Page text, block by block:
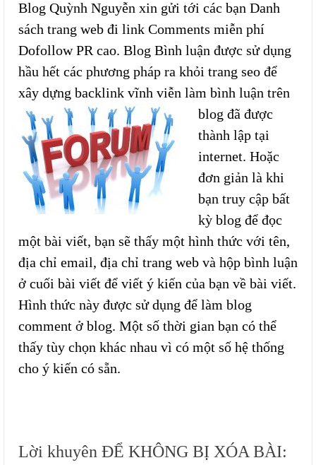
Blog Quỳnh Nguyễn xin gửi tới các bạn Danh
sách trang web đi link Comments miễn phí
Dofollow PR cao. Blog Bình luận được sử dụng
hầu hết các phương pháp ra khỏi trang seo để
xây dựng backlink vĩnh viễn làm bình luận trên
blog đã được
thành lập tại
internet. Hoặc
đơn giản là khi
bạn truy cập bất
kỳ blog để đọc
một bài viết, bạn sẽ thấy một hình thức với tên,
địa chỉ email, địa chỉ trang web và hộp bình luận
ở cuối bài viết để viết ý kiến của bạn về bài viết.
Hình thức này được sử dụng để làm blog
comment ở blog. Một số thời gian bạn có thể
thấy tùy chọn khác nhau vì có một số hệ thống
cho ý kiến có sẵn.
Lời khuyên ĐỂ KHÔNG BỊ XÓA BÀI: